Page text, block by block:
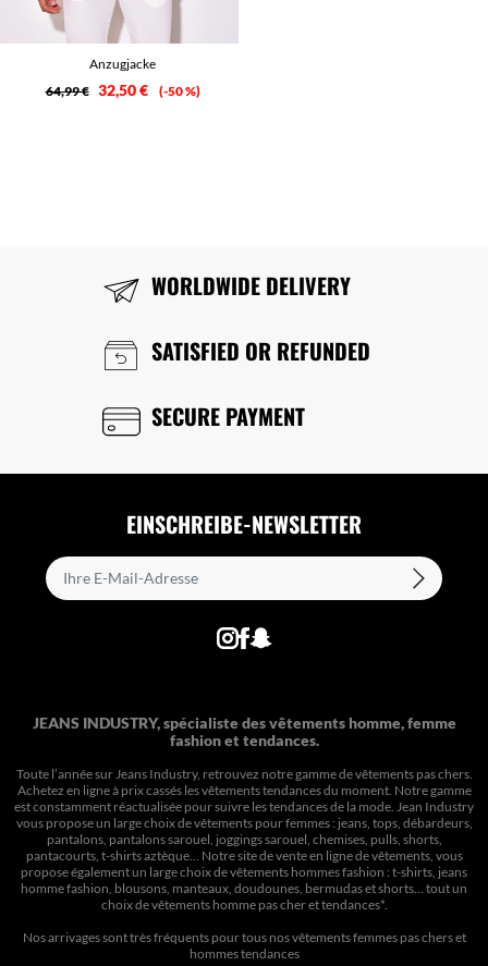
Anzugjacke
64,99 € 32,50 € -50 %
WORLDWIDE DELIVERY
SATISFIED OR REFUNDED
SECURE PAYMENT
EINSCHREIBE-NEWSLETTER
JEANS INDUSTRY, spécialiste des vêtements homme, femme
fashion et tendances.
Toute l’année sur Jeans Industry, retrouvez notre gamme de vêtements pas chers.
Achetez en ligne à prix cassés les vêtements tendances du moment. Notre gamme
est constamment réactualisée pour suivre les tendances de la mode. Jean Industry
vous propose un large choix de vêtements pour femmes : jeans, tops, débardeurs,
pantalons, pantalons sarouel, joggings sarouel, chemises, pulls, shorts,
pantacourts, t-shirts aztèque... Notre site de vente en ligne de vêtements, vous
propose également un large choix de vêtements hommes fashion : t-shirts, jeans
homme fashion, blousons, manteaux, doudounes, bermudas et shorts… tout un
choix devêtements homme pas cher et tendances*.
Nos arrivages sont très fréquents pour tous nosvêtements femmes pas cherset
hommes tendances